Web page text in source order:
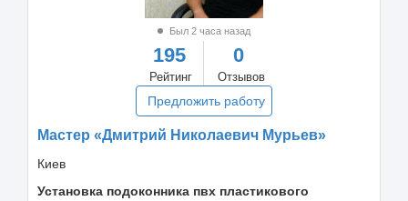
Был 2 часа назад
195
Рейтинг
0
Отзывов
Предложить работу
Мастер «Дмитрий Николаевич Мурьев»
Киев
Установка подоконника пвх пластикового